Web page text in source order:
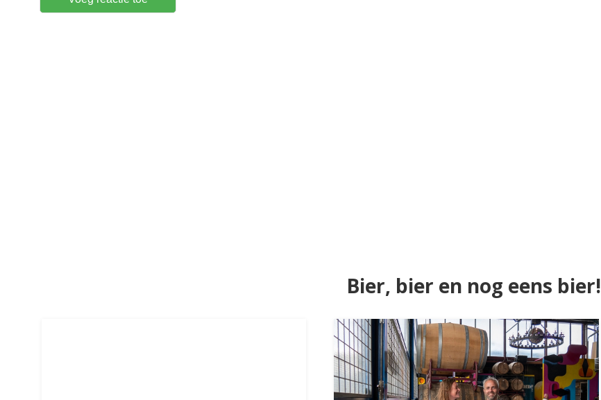
Bier, bier en nog eens bier!